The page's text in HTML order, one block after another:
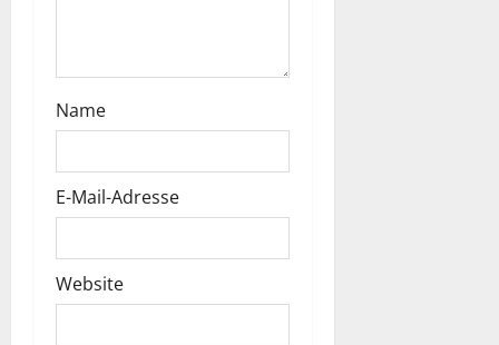
Name
E-Mail-Adresse
Website